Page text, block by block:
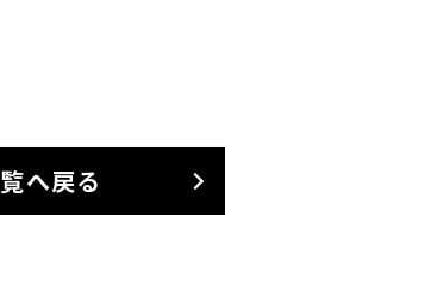
へ戻る